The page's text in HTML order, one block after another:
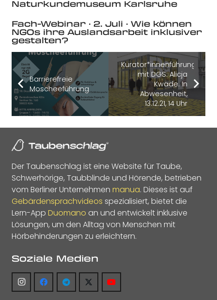
Naturkundemuseum Karlsruhe
Fach-Webinar · 2. Juli · Wie können
NGOs ihre Auslandsarbeit inklusiver
gestalten?
Barrierefreie
Moscheeführung
Kurator*innenführung
mit DGS: Alicja
Kwade. In
Abwesenheit,
13.12.21, 14 Uhr
Der Taubenschlag ist eine Website für Taube,
Schwerhörige, Taubblinde und Hörende, betrieben
vom Berliner Unternehmen manua. Dieses ist auf
Gebärdensprachvideos spezialisiert, bietet die
Lern-App Duomano an und entwickelt inklusive
Lösungen, um den Alltag von Menschen mit
Hörbehinderungen zu erleichtern.
Soziale Medien